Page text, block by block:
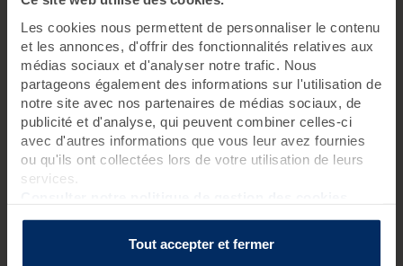
Les cookies nous permettent de personnaliser le contenu
et les annonces, d'offrir des fonctionnalités relatives aux
médias sociaux et d'analyser notre trafic. Nous
partageons également des informations sur l'utilisation de
notre site avec nos partenaires de médias sociaux, de
publicité et d'analyse, qui peuvent combiner celles-ci
avec d'autres informations que vous leur avez fournies
ou qu'ils ont collectées lors de votre utilisation de leurs
services.
Tout accepter et fermer
FAQ - Foire aux questions sur le Black
Friday spécial Thalasso
QU'EST-CE QUE LE BLACK FRIDAY ?
LeBlack Fridayest un événement commercial qui a fait son
apparition aux États-Unis dans les années 50. Juste après
QUELS SONT LES AVANTAGES DU BLACK FRIDAY